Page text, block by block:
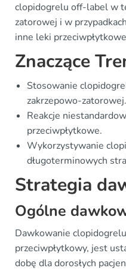
clopidogrelu off-label w
zatorowej i w
inne leki
Znaczące
Stosowanie
zakrzepowo-zatorowej.
Reakcje
przeciwpłytkowe.
Wykorzystywanie
długoterminowych
Strategia
Ogólne
Dawkowanie
przeciwpłytkowy, jest
dobę dla dorosłych